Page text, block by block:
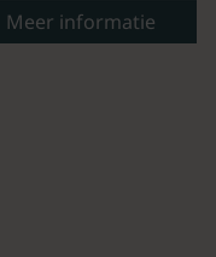
Meer informatie